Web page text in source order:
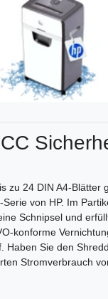
zu 24 DIN A4-Blätter
von HP. Im
Schnipsel und
konforme
Sie den
Stromverbrauch